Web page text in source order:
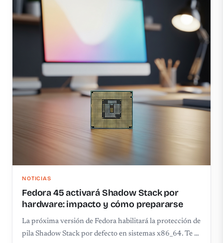
NOTICIAS
Fedora 45 activará Shadow Stack por
hardware: impacto y cómo prepararse
La próxima versión de Fedora habilitará la protección de
pila Shadow Stack por defecto en sistemas x86_64. Te …